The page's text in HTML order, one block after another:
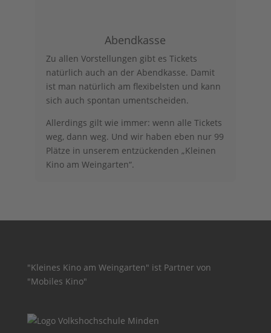
Abendkasse
Zu allen Vorstellungen gibt es Tickets
natürlich auch an der Abendkasse. Damit
ist man natürlich am flexibelsten und kann
sich auch spontan umentscheiden.
Allerdings gilt wie immer: wenn alle Tickets
weg, dann weg. Und wir haben eben nur 99
Plätze in unserem entzückenden „Kleinen
Kino am Weingarten“.
"Kleines Kino am Weingarten" ist Partner von
"Mobiles Kino"